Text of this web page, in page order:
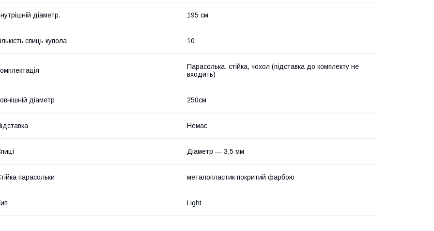
діаметр. 195 см
спиць купола 10
Парасолька, стійка, чохол (підставка до комплекту не
входить)
діаметр 250см
Немає
Діаметр — 3,5 мм
парасольки металопластик покритий фарбою
Light